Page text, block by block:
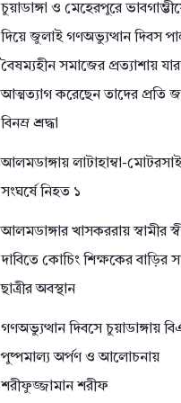
চুয়াডাঙ্গা ও মেহেরপুরে
দিয়ে জুলাই গণঅভ্যুত্থান দিবস
বৈষম্যহীন সমাজের প্রত্যাশায় যারা
আত্মত্যাগ করেছেন তাদের প্রতি
বিনম্র শ্রদ্ধা
আলমডাঙ্গায় লাটাহাম্বা-
সংঘর্ষে নিহত ১
আলমডাঙ্গার খাসকররায় স্বামীর
দাবিতে কোচিং শিক্ষকের বাড়ির
ছাত্রীর অবস্থান
গণঅভ্যুত্থান দিবসে চুয়াডাঙ্গায়
পুষ্পমাল্য অর্পণ ও আলোচনায়
শরীফুজ্জামান শরীফ